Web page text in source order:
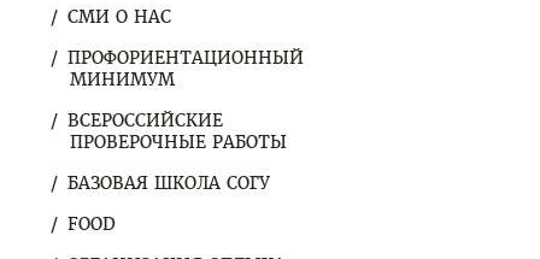
СМИ О НАС
ПРОФОРИЕНТАЦИОННЫЙ
МИНИМУМ
ВСЕРОССИЙСКИЕ
ПРОВЕРОЧНЫЕ РАБОТЫ
БАЗОВАЯ ШКОЛА СОГУ
FOOD